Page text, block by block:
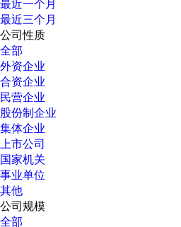
最近一个月
最近三个月
公司性质
全部
外资企业
合资企业
民营企业
股份制企业
集体企业
上市公司
国家机关
事业单位
其他
公司规模
全部